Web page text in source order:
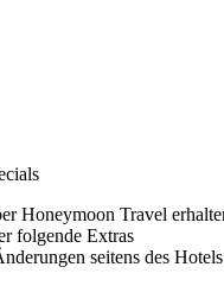
Honeymoon Travel
folgende Extras
seitens des